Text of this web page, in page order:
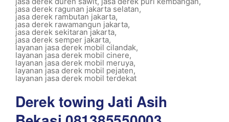
jasa derek ragunan jakarta selatan,
jasa derek rambutan jakarta,
jasa derek rawamangun jakarta,
jasa derek sekitaran jakarta,
jasa derek semper jakarta,
layanan jasa derek mobil cilandak,
layanan jasa derek mobil cinere,
layanan jasa derek mobil meruya,
layanan jasa derek mobil pejaten,
layanan jasa derek mobil terdekat
Derek towing Jati Asih